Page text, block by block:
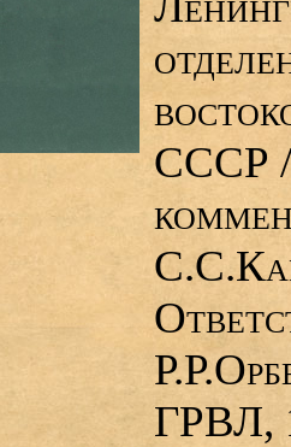
СССР /
ГРВЛ,